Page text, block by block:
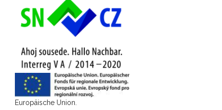
Europäische Union.